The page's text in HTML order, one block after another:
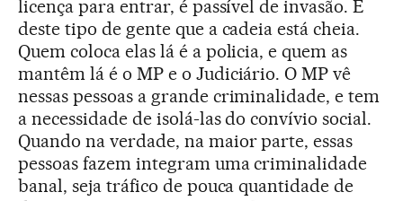
licença para entrar, é passível de invasão. É
deste tipo de gente que a cadeia está cheia.
Quem coloca elas lá é a policia, e quem as
mantêm lá é o MP e o Judiciário. O MP vê
nessas pessoas a grande criminalidade, e tem
a necessidade de isolá-las do convívio social.
Quando na verdade, na maior parte, essas
pessoas fazem integram uma criminalidade
banal, seja tráfico de pouca quantidade de